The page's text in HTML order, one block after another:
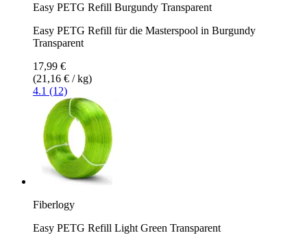
Easy PETG Refill Burgundy Transparent
Easy PETG Refill für die Masterspool in Burgundy
Transparent
17,99 €
(21,16 € / kg)
4.1 (12)
Fiberlogy
Easy PETG Refill Light Green Transparent